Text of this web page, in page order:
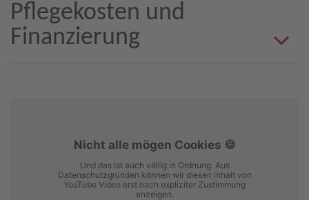
Pflegekosten und
Finanzierung
Nicht alle mögen Cookies 🍪
Und das ist auch völlig in Ordnung. Aus
Datenschutzgründen können wir diesen Inhalt von
YouTube Video erst nach expliziter Zustimmung
anzeigen.